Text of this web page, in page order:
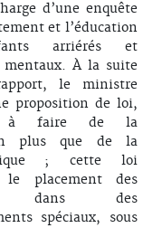
d’une enquête
et l’éducation
arriérés et
mentaux. À la suite
le ministre
proposition de loi,
à faire de la
plus que de la
; cette loi
le placement des
dans des
spéciaux, sous